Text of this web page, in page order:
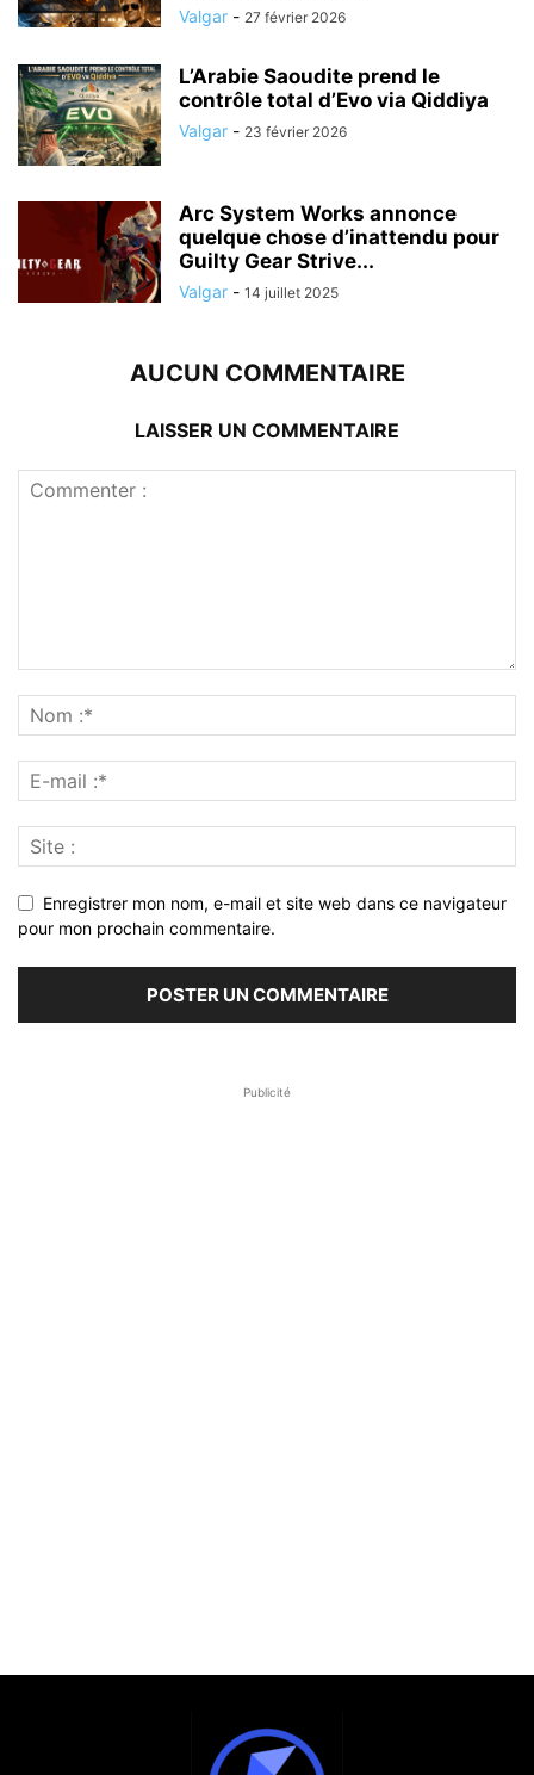
Valgar - 27 février 2026
L’Arabie Saoudite prend le
contrôle total d’Evo via Qiddiya
Valgar - 23 février 2026
Arc System Works annonce
quelque chose d’inattendu pour
Guilty Gear Strive...
Valgar - 14 juillet 2025
AUCUN COMMENTAIRE
LAISSER UN COMMENTAIRE
Enregistrer mon nom, e-mail et site web dans ce navigateur
pour mon prochain commentaire.
Publicité